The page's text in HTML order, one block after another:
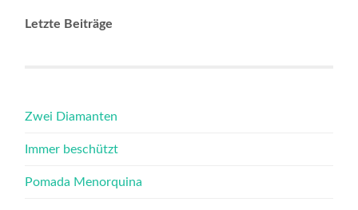
Letzte Beiträge
Zwei Diamanten
Immer beschützt
Pomada Menorquina